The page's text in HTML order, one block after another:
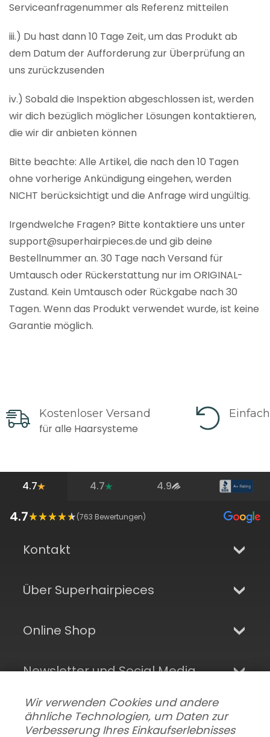
Serviceanfragenummer als Referenz mitteilen
iii.) Du hast dann 10 Tage Zeit, um das Produkt ab
dem Datum der Aufforderung zur Überprüfung an
uns zurückzusenden
iv.) Sobald die Inspektion abgeschlossen ist, werden
wir dich bezüglich möglicher Lösungen kontaktieren,
die wir dir anbieten können
Bitte beachte: Alle Artikel, die nach den 10 Tagen
ohne vorherige Ankündigung eingehen, werden
NICHT berücksichtigt und die Anfrage wird ungültig.
Irgendwelche Fragen? Bitte kontaktiere uns unter
support@superhairpieces.de und gib deine
Bestellnummer an. 30 Tage nach Versand für
Umtausch oder Rückerstattung nur im ORIGINAL-
Zustand. Kein Umtausch oder Rückgabe nach 30
Tagen. Wenn das Produkt verwendet wurde, ist keine
Garantie möglich.
Kostenloser Versand
für alle Haarsysteme
4.7 4.7 4.9
4.7 (763 Bewertungen)
Kontakt
Über Superhairpieces
Online Shop
Newsletter und Social Media
Wir verwenden Cookies und andere
ähnliche Technologien, um Daten zur
Verbesserung Ihres Einkaufserlebnisses